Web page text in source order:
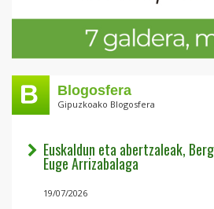
Blogosfera
Gipuzkoako Blogosfera
Euskaldun eta abertzaleak,
Euge Arrizabalaga
19/07/2026